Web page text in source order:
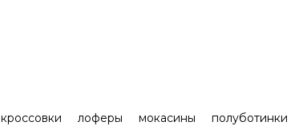
кроссовки лоферы мокасины полуботинки